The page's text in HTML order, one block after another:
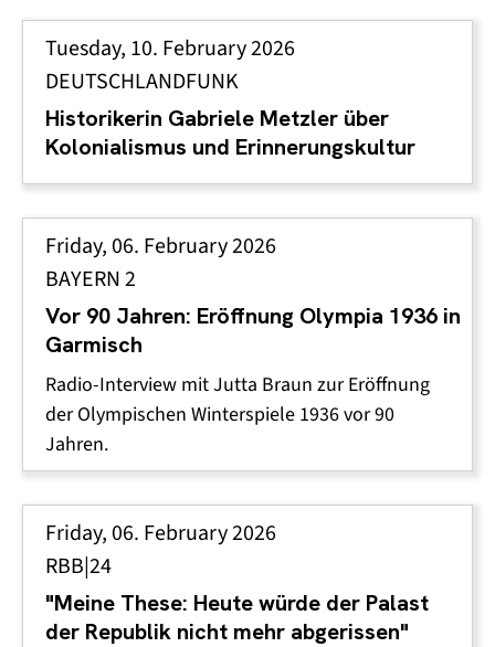
Tuesday, 10. February 2026
DEUTSCHLANDFUNK
Historikerin Gabriele Metzler über
Kolonialismus und Erinnerungskultur
Friday, 06. February 2026
BAYERN 2
Vor 90 Jahren: Eröffnung Olympia 1936 in
Garmisch
Radio-Interview mit Jutta Braun zur Eröffnung
der Olympischen Winterspiele 1936 vor 90
Jahren.
Friday, 06. February 2026
RBB|24
"Meine These: Heute würde der Palast
der Republik nicht mehr abgerissen"